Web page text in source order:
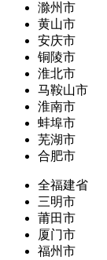
滁州市
黄山市
安庆市
铜陵市
淮北市
马鞍山市
淮南市
蚌埠市
芜湖市
合肥市
全福建省
三明市
莆田市
厦门市
福州市